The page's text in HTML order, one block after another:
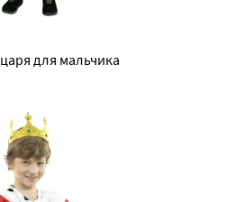
для мальчика